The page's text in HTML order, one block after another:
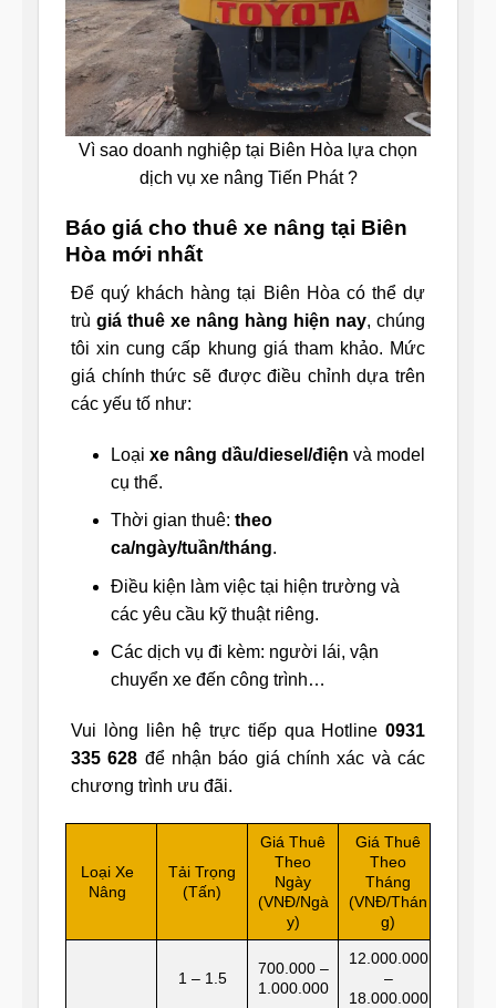
Vì sao doanh nghiệp tại Biên Hòa lựa chọn
dịch vụ xe nâng Tiến Phát ?
Báo giá cho thuê xe nâng tại Biên
Hòa mới nhất
Để quý khách hàng tại Biên Hòa có thể dự
trù giá thuê xe nâng hàng hiện nay, chúng
tôi xin cung cấp khung giá tham khảo. Mức
giá chính thức sẽ được điều chỉnh dựa trên
các yếu tố như:
Loại xe nâng dầu/diesel/điện và model
cụ thể.
Thời gian thuê: theo
ca/ngày/tuần/tháng.
Điều kiện làm việc tại hiện trường và
các yêu cầu kỹ thuật riêng.
Các dịch vụ đi kèm: người lái, vận
chuyển xe đến công trình…
Vui lòng liên hệ trực tiếp qua Hotline 0931
335 628 để nhận báo giá chính xác và các
chương trình ưu đãi.
Loại Xe
Nâng
Tải Trọng
(Tấn)
Giá Thuê
Theo
Ngày
(VNĐ/Ngà
y)
Giá Thuê
Theo
Tháng
(VNĐ/Thán
g)
1 – 1.5
700.000 –
1.000.000
12.000.000
–
18.000.000